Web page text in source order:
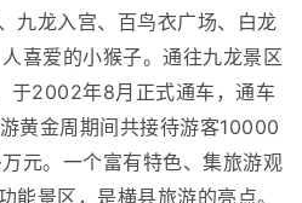
九龙入宫、百鸟衣广场、白龙
喜爱的小猴子。通往九龙景区
于2002年8月正式通车，通车
黄金周期间共接待游客10000
元。一个富有特色、集旅游观
能景区，是横县旅游的亮点。